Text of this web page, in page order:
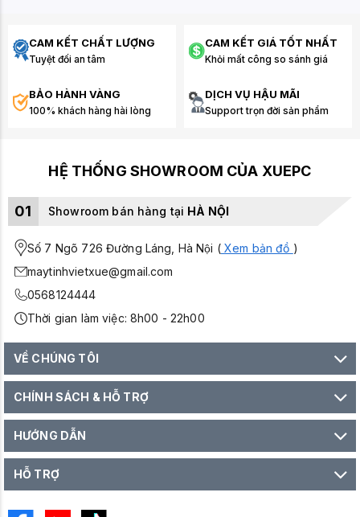
CAM KẾT CHẤT LƯỢNG
Tuyệt đối an tâm
CAM KẾT GIÁ TỐT NHẤT
Khỏi mất công so sánh giá
BẢO HÀNH VÀNG
100% khách hàng hài lòng
DỊCH VỤ HẬU MÃI
Support trọn đời sản phẩm
HỆ THỐNG SHOWROOM CỦA XUEPC
01 Showroom bán hàng tại HÀ NỘI
Số 7 Ngõ 726 Đường Láng, Hà Nội (Xem bản đồ )
maytinhvietxue@gmail.com
0568124444
Thời gian làm việc: 8h00 - 22h00
VỀ CHÚNG TÔI
CHÍNH SÁCH & HỖ TRỢ
HƯỚNG DẪN
HỖ TRỢ